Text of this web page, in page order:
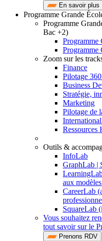
En savoir plus
Programme Grande
Programme
Bac +2)
Programme
Programme
Zoom sur les
Finance
Pilotage
Business
Stratégie,
Marketing
Pilotage de
Ressources
Outils &
InfoLab
GraphLab |
aux
CareerLab
SquareLab
Vous souhaitez
tout savoir sur le
Prenons RDV